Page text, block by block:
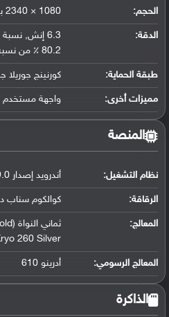
الحجم: 1080 × 2340 بكسل، 409 بكسل لكل إنش
الدقة:
80.2 ٪ من نسبة الإستحواذ على الشاشة)
طبقة الحماية: كورنينج جوريلا
مميزات أخرى: واجهة مستخدم MIUI 10
المنصة
نظام التشغيل: أندرويد إصدار 9.0 (فطيرة)
الرقاقة: كوالكوم سناب دراغون 665
المعالج:
260 Silver)
المعالج الرسومي: أدرينو 610
الذاكرة